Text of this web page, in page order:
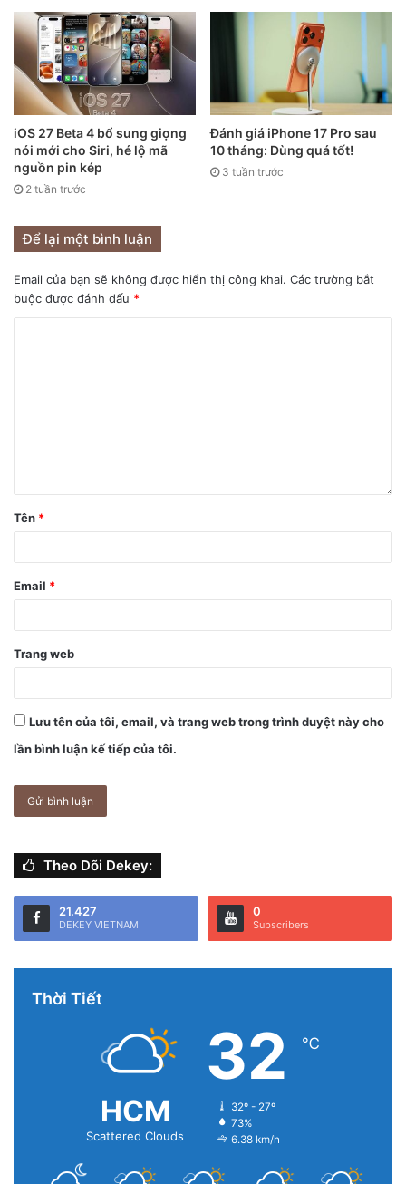
Trước đó, ông Kuo cũng dự kiến ​​dòng MacBook Pro mới
của “Táo Khuyết” sẽ được ra mắt trong quý thứ ba. Ngược
lại, những nguồn tin khác chỉ dự đoán Apple sẽ ra mắt loạt
Những thành công ngoài dự kiến với loạt MacBook Air M1
và MacBook Pro M1 khiến cho các chuyên gia công nghệ
và fan hâm mộ kỳ vọng không nhỏ vào những sản phẩm
iOS 27 Beta 4 bổ sung giọng
nói mới cho Siri, hé lộ mã
nguồn pin kép
2 tuần trước
Đánh giá iPhone 17 Pro sau
10 tháng: Dùng quá tốt!
3 tuần trước
Để lại một bình luận
Email của bạn sẽ không được hiển thị công khai. Các trường bắt
buộc được đánh dấu *
Tên *
Email *
Trang web
Lưu tên của tôi, email, và trang web trong trình duyệt này cho
lần bình luận kế tiếp của tôi.
Theo Dõi Dekey:
21.427
DEKEY VIETNAM
0
Subscribers
Thời Tiết
HCM
Scattered Clouds
32 ℃
32º - 27º
73%
6.38 km/h